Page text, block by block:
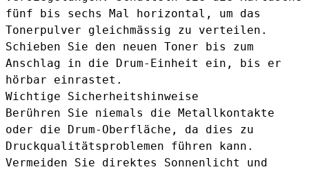
fünf bis sechs Mal horizontal, um das
Tonerpulver gleichmässig zu verteilen.
Schieben Sie den neuen Toner bis zum
Anschlag in die Drum-Einheit ein, bis er
hörbar einrastet.
Wichtige Sicherheitshinweise
Berühren Sie niemals die Metallkontakte
oder die Drum-Oberfläche, da dies zu
Druckqualitätsproblemen führen kann.
Vermeiden Sie direktes Sonnenlicht und